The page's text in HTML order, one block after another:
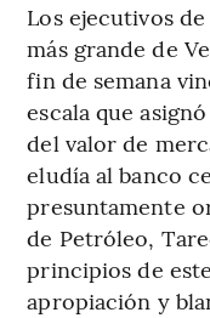
Los ejecutivos
más grande de
fin de semana
escala que
del valor de
eludía al banco
presuntamente
de Petróleo,
principios de
apropiación y